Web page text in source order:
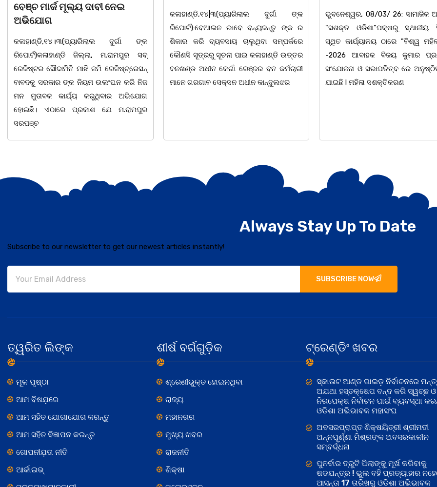
କଳାହାଣ୍ଡି,୧୪|୩(ପ୍ୟାରିଲାଲ ଦୁର୍ଗା ଙ୍କ
ଶିକାର କରି ବ୍ୟବସାୟ ଚାଲୁଥିବା ସମ୍ପର୍କରେ
କୌଣସି ସୂତ୍ରରୁ ସୂଚନା ପାଇ କଳାହାଣ୍ଡି ଉତ୍ତର
ବନଖଣ୍ଡ ଅଧୀନ କେଗାଁ ରେଞ୍ଜର ବନ କର୍ମଚାରୀ
ମାନେ ଗରଗାବ ସେକ୍ସନ ଅଧୀନ କାନ୍ଦୁଲଝର
ଭୁବନେଶ୍ୱର, 08/03/ 26: ସାମାଜିକ ଅନୁଷ୍ଠାନ
"ସଶକ୍ତ ଓଡିଶା"ପକ୍ଷରୁ ସ୍ଥାନୀୟ ସିଆରପି
ସ୍ଥିତ କାର୍ଯ୍ୟାଳୟ ଠାରେ "ବିଶ୍ୱ ମହିଳା ଦିବସ
-2026 ଆବାହକ ବିଜୟ କୁମାର ପ୍ରଧାନଙ୍କ
ସଂଯୋଜନା ଓ ସଭାପତିତ୍ବ ରେ ଅନୁଷ୍ଠିତ ହୋଇ
ଯାଇଛି l ମହିଳା ସଶକ୍ତିକରଣ
ଚିଲିକା: ଆନ୍ତର୍ଜାତୀୟ ମହିଳା
ଅବସରରେ ବାଲୁଗାଁସ୍ଥିତ ମା'
ନିକେତନ ର ଓଡ଼ିଆ ଅସ୍ମିତା ଉପରେ
ନାଟକ "ଖାଣ୍ଟି ସୁନା" ଗୈ।ରୀ
ପ୍ରତିଷ୍ଠାନ, ଖୋର୍ଦ୍ଧା ଆନୁକୁଲ୍ୟରେ
ହୋଇଯାଇଛି। ଡ଼ଃ ପ୍ରଦୀପ ଭୈମିକ ଙ୍କ
Always Stay Up To Date
Subscribe to our newsletter to get our newest articles instantly!
SUBSCRIBE NOW
ତ୍ୱରିତ ଲିଙ୍କ
ମୂଳ ପୃଷ୍ଠା
ଆମ ବିଷଯ଼ରେ
ଆମ ସହିତ ଯୋଗାଯୋଗ କରନ୍ତୁ
ଆମ ସହିତ ବିଜ୍ଞାପନ କରନ୍ତୁ
ଗୋପନୀଯ଼ତା ନୀତି
ଆର୍କାଇଭ୍
ଶୀର୍ଷ ବର୍ଗଗୁଡ଼ିକ
ଶ୍ରେଣୀଭୁକ୍ତ ହୋଇନଥିବା
ରାଜ୍ୟ
ମହାନଗର
ମୁଖ୍ୟ ଖବର
ରାଜନୀତି
ଶିକ୍ଷା
ଟ୍ରେଣ୍ଡିଂ ଖବର
ସ୍କାଉଟ ଆଣ୍ଡ ଗାଇଡ଼ ନିର୍ବାଚନରେ
ଅଯଥା ହସ୍ତକ୍ଷେପ ବନ୍ଦ କରି ସ୍ୱଚ୍ଛ ଓ
ନିରପେକ୍ଷ ନିର୍ବାଚନ ପାଇଁ ବ୍ୟବସ୍ଥା
ଓଡିଶା ଅଭିଭାବକ ମହାସଂଘ
ଅବସରପ୍ରାପ୍ତ ଶିକ୍ଷୟିତ୍ରୀ ଶ୍ରୀମତୀ
ଅନ୍ନପୂର୍ଣ୍ଣା ମିଶ୍ରଙ୍କ ଅବସରକାଳୀନ
ସମ୍ବର୍ଦ୍ଧନା
ପୁନର୍ବାର ତ୍ରୁଟି ପିଲାଙ୍କୁ ମୂର୍ଖ କରିବାକୁ
ଷଡଯନ୍ତ୍ର ! ଭୁଲ ବହି ପ୍ରତ୍ୟାହାର
ଆସନ୍ତା 17 ତାରିଖରୁ ଓଡିଶା ଅଭିଭାବକ